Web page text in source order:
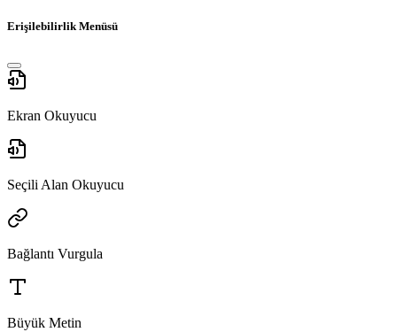
Erişilebilirlik Menüsü
Ekran Okuyucu
Seçili Alan Okuyucu
Bağlantı Vurgula
Büyük Metin